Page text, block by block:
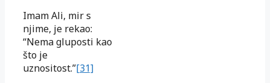
Imam Ali, mir s
njime, je rekao:
“Nema gluposti kao
što je
uznositost.”[31]